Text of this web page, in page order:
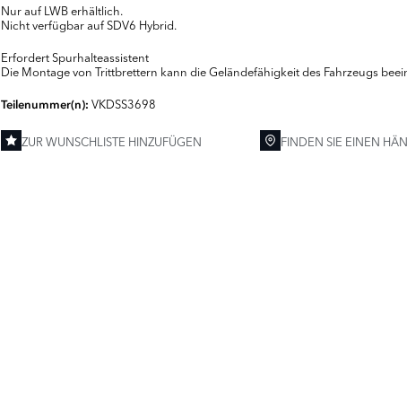
Nur auf LWB erhältlich.
Nicht verfügbar auf SDV6 Hybrid.
Erfordert Spurhalteassistent
Die Montage von Trittbrettern kann die Geländefähigkeit des Fahrzeugs
Teilenummer(n):VKDSS3698
ZUR WUNSCHLISTE HINZUFÜGEN FINDEN SIE EINEN